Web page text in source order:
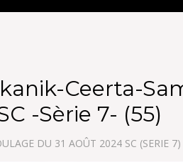
Ceerta-
-Sèrie 7- (55)
DU 31 AOÛT 2024 SC (SERIE 7)